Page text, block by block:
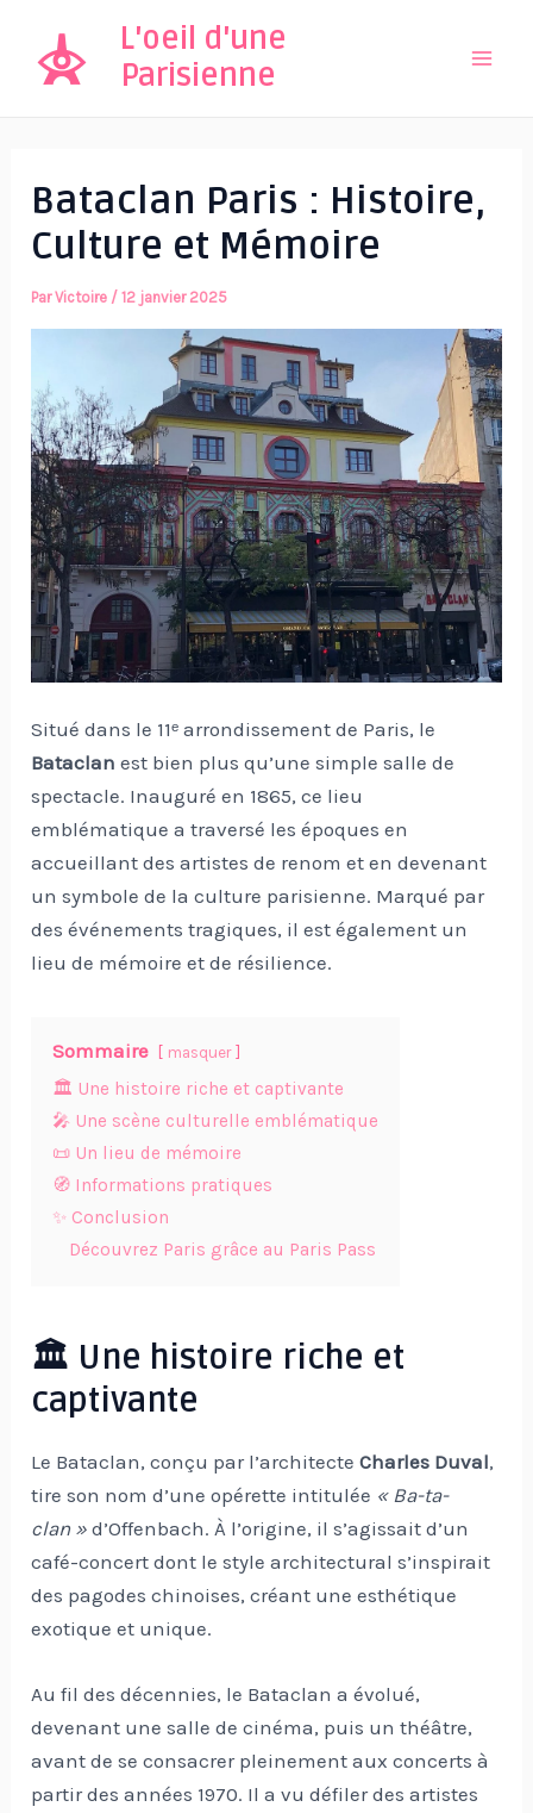
contenu
L'oeil d'une
Parisienne
Bataclan Paris : Histoire,
Culture et Mémoire
ParVictoire /12 janvier 2025
Situé dans le 11ᵉ arrondissement de Paris, le
Bataclan est bien plus qu’une simple salle de
spectacle. Inauguré en 1865, ce lieu
emblématique a traversé les époques en
accueillant des artistes de renom et en devenant
un symbole de la culture parisienne. Marqué par
des événements tragiques, il est également un
lieu de mémoire et de résilience.
Sommaire masquer
🏛️ Une histoire riche et captivante
🎤 Une scène culturelle emblématique
📜 Un lieu de mémoire
🧭 Informations pratiques
✨ Conclusion
Découvrez Paris grâce au Paris Pass
🏛️ Une histoire riche et
captivante
Le Bataclan, conçu par l’architecteCharles Duval,
tire son nom d’une opérette intitulée « Ba-ta-
clan » d’Offenbach. À l’origine, il s’agissait d’un
café-concert dont le style architectural s’inspirait
des pagodes chinoises, créant une esthétique
exotique et unique.
Au fil des décennies, le Bataclan a évolué,
devenant une salle de cinéma, puis un théâtre,
avant de se consacrer pleinement aux concerts à
partir des années 1970. Il a vu défiler des artistes